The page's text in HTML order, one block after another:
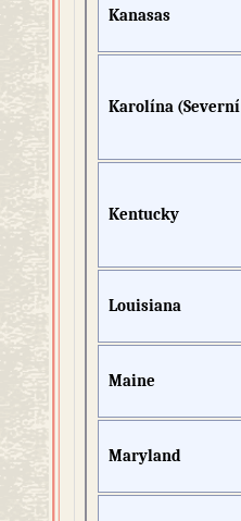
Kanasas
Karolína
Kentucky
Louisiana
Maine
Maryland